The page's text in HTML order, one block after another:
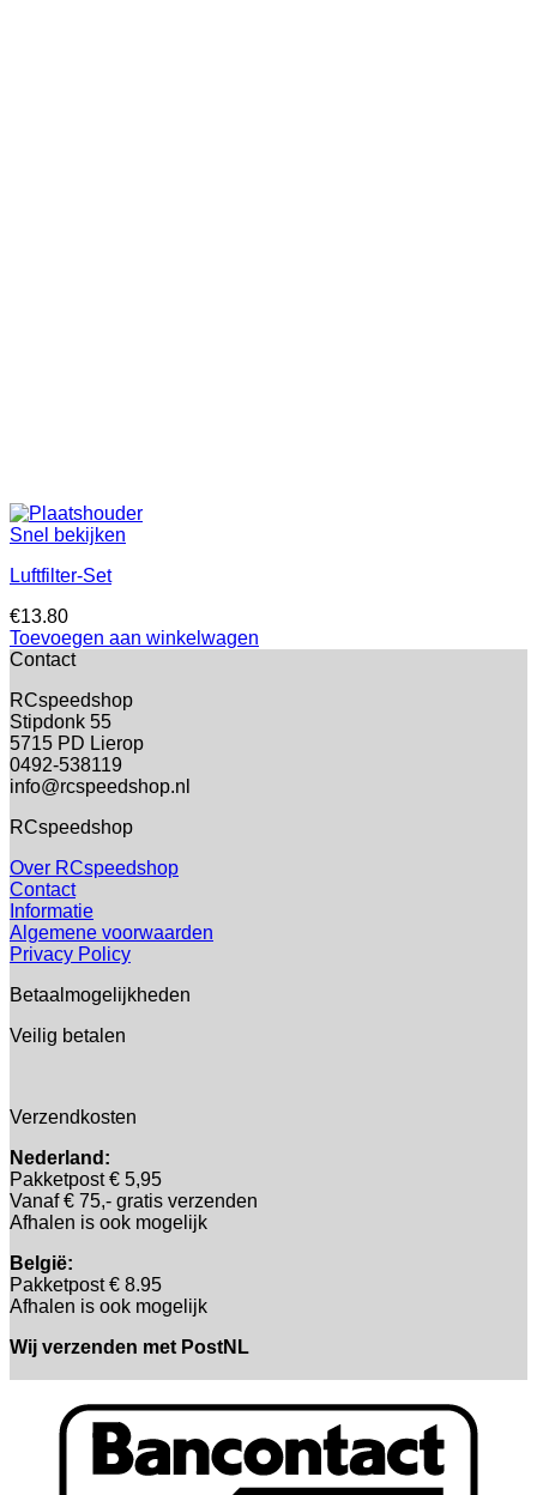
Snel bekijken
Luftfilter-Set
€13.80
Toevoegen aan winkelwagen
Contact
RCspeedshop
Stipdonk 55
5715 PD Lierop
0492-538119
info@rcspeedshop.nl
RCspeedshop
Over RCspeedshop
Contact
Informatie
Algemene voorwaarden
Privacy Policy
Betaalmogelijkheden
Veilig betalen
Verzendkosten
Nederland:
Pakketpost € 5,95
Vanaf € 75,- gratis verzenden
Afhalen is ook mogelijk
België:
Pakketpost € 8.95
Afhalen is ook mogelijk
Wij verzenden met PostNL